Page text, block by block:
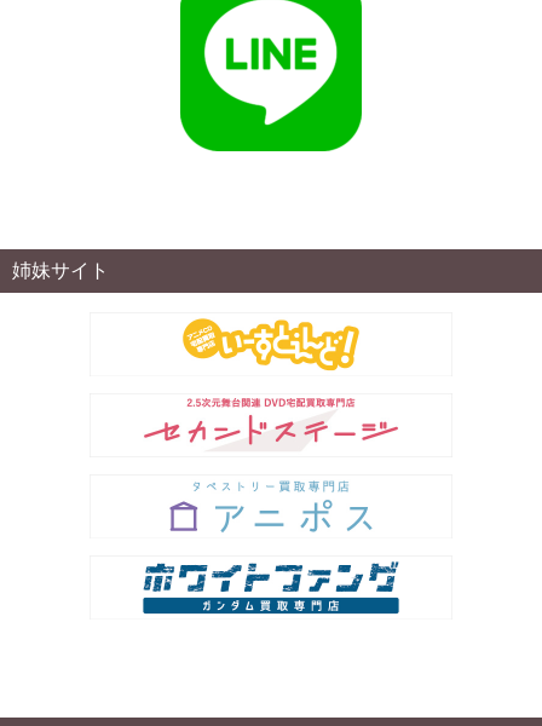
姉妹サイト